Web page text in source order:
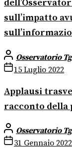
sull’impatto
Osservatorio Tg
15 Luglio 2022
Applausi
racconto della
Osservatorio Tg
31 Gennaio 2022